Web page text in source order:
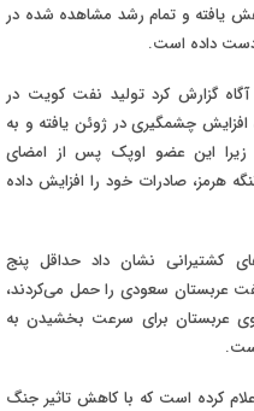
سه ماهه دوم ۳۰ درصد کاهش یافته و تمام رشد مشاهده شده در
دست داده است.
گزارش کرد تولید نفت کویت در
ماه مه، افزایش چشمگیری در ژوئن یافته و به
زیرا این عضو اوپک پس از امضای
هرمز، صادرات خود را افزایش داده
کشتیرانی نشان داد حداقل پنج
میلیون بشکه نفت عربستان سعودی را حمل می‌کردند،
عربستان برای سرعت بخشیدن به
.
کرده است که با کاهش تاثیر جنگ